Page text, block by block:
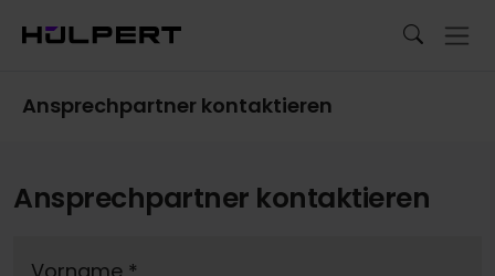
Ansprechpartner kontaktieren
Ansprechpartner kontaktieren